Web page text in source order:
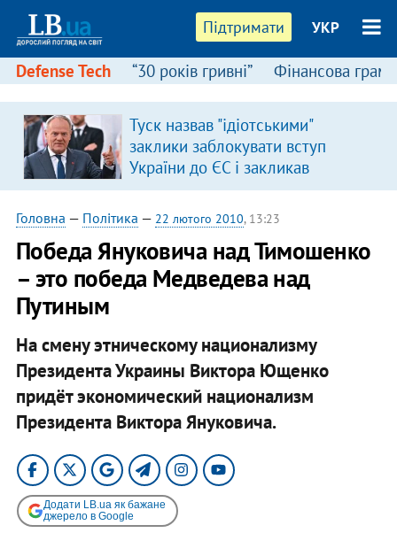
Підтримати УКР
Defense Tech “30 років гривні” Фінансова
Туск назвав "ідіотськими"
заклики заблокувати вступ
України до ЄС і закликав
припинити антиукраїнську
риторику
Головна — Політика — 22 лютого 2010, 13:23
Победа Януковича над Тимошенко
– это победа Медведева над
Путиным
На смену этническому национализму
Президента Украины Виктора Ющенко
придёт экономический национализм
Президента Виктора Януковича.
Додати LB.ua як бажане
джерело в Google